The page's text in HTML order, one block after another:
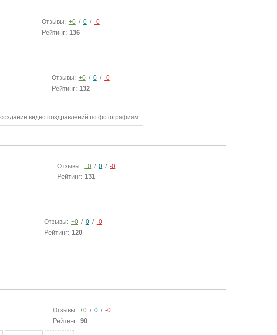
Отзывы: +0 / 0 / -0
Рейтинг: 136
Отзывы: +0 / 0 / -0
Рейтинг: 132
создание видео поздравлений по фотографиям
Отзывы: +0 / 0 / -0
Рейтинг:131
Отзывы: +0 / 0 / -0
Рейтинг: 120
Отзывы: +0 / 0 / -0
Рейтинг:90